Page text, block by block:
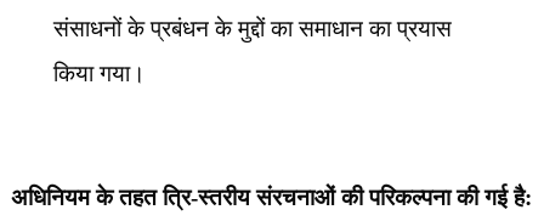
संसाधनों के प्रबंधन के मुद्दों का समाधान का प्रयास
किया गया।
अधिनियम के तहत त्रि-स्तरीय संरचनाओं की परिकल्पना की गई है: